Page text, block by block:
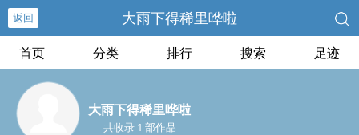
返回 大雨下得稀里哗啦
首页 分类 排行 搜索 足迹
大雨下得稀里哗啦
共收录 1 部作品